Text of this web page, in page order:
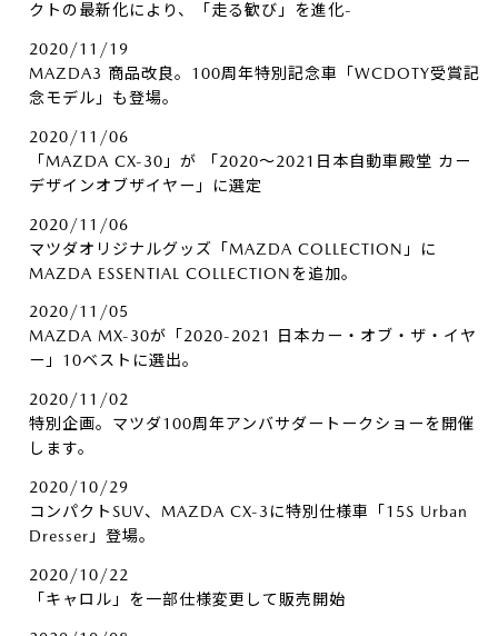
クトの最新化により、「走る歓び」を進化-
2020/11/19
MAZDA3 商品改良。100周年特別記念車「WCDOTY受賞記
念モデル」も登場。
2020/11/06
「MAZDA CX-30」が 「2020～2021日本自動車殿堂 カー
デザインオブザイヤー」に選定
2020/11/06
マツダオリジナルグッズ「MAZDA COLLECTION」に
MAZDA ESSENTIAL COLLECTIONを追加。
2020/11/05
MAZDA MX-30が「2020-2021 日本カー・オブ・ザ・イヤ
ー」10ベストに選出。
2020/11/02
特別企画。マツダ100周年アンバサダートークショーを開催
します。
2020/10/29
コンパクトSUV、MAZDA CX-3に特別仕様車「15S Urban
Dresser」登場。
2020/10/22
「キャロル」を一部仕様変更して販売開始